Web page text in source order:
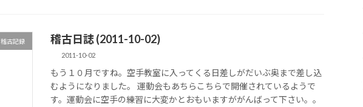
稽古記録 稽古日誌 (2011-10-02)
2011-10-02
もう１０月ですね。空手教室に入ってくる日差しがだいぶ奥まで差し込
むようになりました。 運動会もあちらこちらで開催されているようで
す。運動会に空手の練習に大変かとおもいますががんばって下さい。。